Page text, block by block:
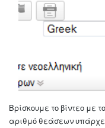
Βρίσκουμε το βίντεο με
αριθμό θεάσεων